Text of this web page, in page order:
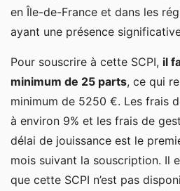
en Île-de-France et dans les
ayant une présence
Pour souscrire à cette SCPI, il
minimum de 25 parts, ce qui
minimum de 5250 €. Les frais
à environ 9% et les frais de
délai de jouissance est le
mois suivant la souscription. Il
que cette SCPI n’est pas